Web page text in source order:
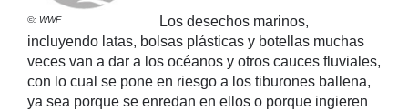
©: WWF
Los desechos marinos,
incluyendo latas, bolsas plásticas y botellas muchas
veces van a dar a los océanos y otros cauces fluviales,
con lo cual se pone en riesgo a los tiburones ballena,
ya sea porque se enredan en ellos o porque ingieren